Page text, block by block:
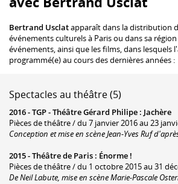
Bertrand Usclatapparaît dans la distribution
événements culturels à Paris ou dans sa
événements, ainsi que les films, dans lesquels
programmé(e) au cours des dernières années :
Spectacles au théâtre (5)
2016 -TGP - Théâtre Gérard Philipe : Jachère
Pièces de théâtre / du 7 janvier 2016 au 23
Conception et mise en scène Jean-Yves Ruf
2015 -Théâtre de Paris : Énorme !
Pièces de théâtre / du 1 octobre 2015 au 31
De Neil Labute, mise en scène Marie-Pascale